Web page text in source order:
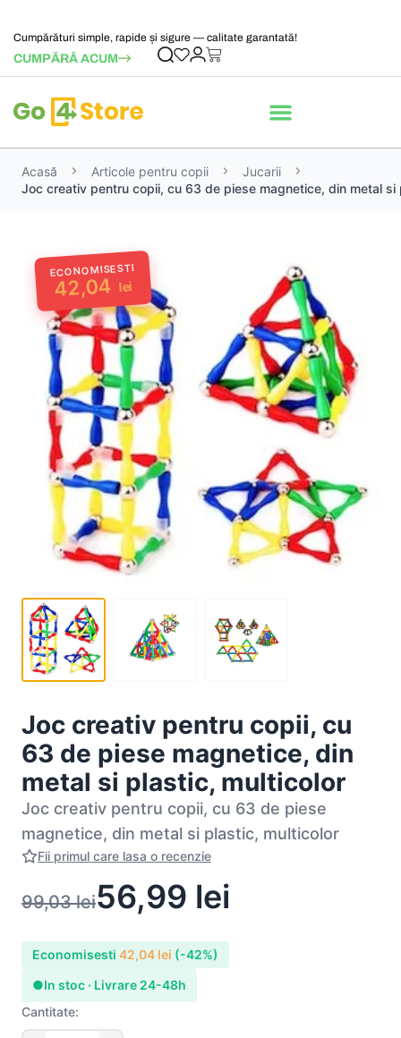
Cumpărături simple, rapide și sigure — calitate garantată!
CUMPĂRĂ ACUM
Acasă Articole pentru copii
Jucarii
Joc creativ pentru copii, cu 63 de piese magnetice, din metal si
ECONOMISESTI
42,04 lei
Joc creativ pentru copii, cu
63 de piese magnetice, din
metal si plastic, multicolor
Joc creativ pentru copii, cu 63 de piese
magnetice, din metal si plastic, multicolor
Fii primul care lasa o recenzie
99,03lei56,99 lei
Economisesti 42,04 lei (-42%)
●In stoc · Livrare 24-48h
Cantitate: